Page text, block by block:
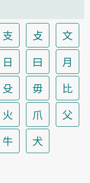
支 攴
文
日 曰
月
殳 毋
比
火 爪
父
牛 犬